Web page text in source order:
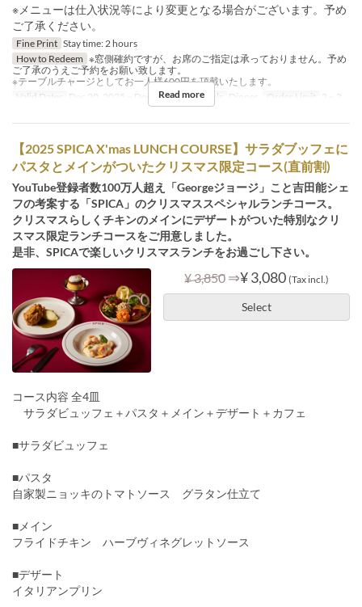
※メニューは仕入状況等により変更となる場合がございます。予め
ご了承ください。
Fine Print Stay time: 2 hours
How to Redeem ※窓側確約ですが、お席のご指定は承っておりません。予め
ご了承のうえご予約をお願い致します。
※テーブルチャージとしてお一人様600円を頂戴いたします。
Valid Dates
Dec 20, 2025 ~ Dec 25, 2025 Meals Dinner Order Limit 2 ~ 2
Read more
【2025 SPICA X'mas LUNCH COURSE】サラダブッフェに
パスタとメインがついたクリスマス限定コース(直前割)
YouTube登録者数100万人超え「Georgeジョージ」こと吉田能シェ
フの考案する「SPICA」のクリスマススペシャルランチコース。
クリスマスらしくチキンのメインにデザートがついた特別なクリ
スマス限定ランチコースをご用意しました。
是非、SPICAで楽しいクリスマスランチをお過ごし下さい。
¥ 3,850 ⇒¥ 3,080 (Tax incl.)
Select
コース内容 全4皿
サラダビュッフェ＋パスタ＋メイン＋デザート＋カフェ
■サラダビュッフェ
■パスタ
自家製ニョッキのトマトソース グラタン仕立て
■メイン
フライドチキン ハーブヴィネグレットソース
■デザート
イタリアンプリン